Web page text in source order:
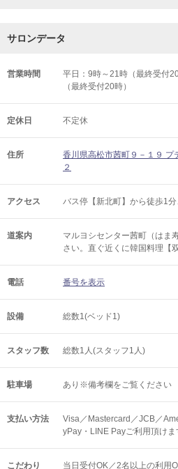
サロンデータ
営業時間
平日：9時～21時（最終受付
（最終受付20時）
定休日 不定休
住所
香川県高松市茜町９－１９ プ
２
アクセス バス停【新北町】から徒歩1
道案内
マルヨシセンター茜町（はま
さい。直ぐ近くに韓国料理【
電話 番号を表示
設備 総数1(ベッド1)
スタッフ数 総数1人(スタッフ1人)
駐車場 あり※備考欄をご覧ください
支払い方法
Visa／Mastercard／JCB／
yPay・LINE Payご利用頂けま
こだわり 当日受付OK／2名以上の利用